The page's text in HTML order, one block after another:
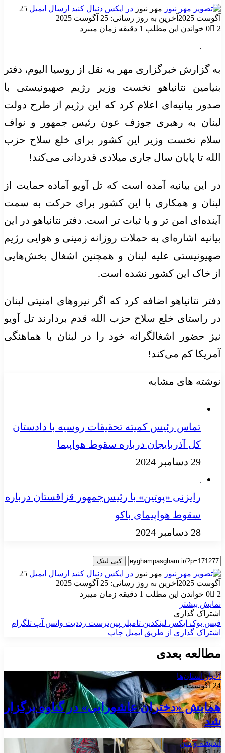
مهر نیوز در ایکس دنبال کنید ارسال ایمیل 25
آگوست 2025
آخرین به روز رسانی: 25 آگوست 2025
0
2 خواندن این مطلب 1 دقیقه زمان میبرد
به گزارش خبرگزاری مهر به نقل از روسیا الیوم، دفتر
بنیامین نتانیاهو نخست وزیر رژیم صهیونیستی با
صدور بیانیه‌ای اعلام کرد که این رژیم از طرح دولت
لبنان به رهبری جوزف عون رئیس جمهور و نواف
سلام نخست وزیر این کشور برای خلع سلاح حزب
الله تا پایان سال جاری میلادی قدردانی می‌کند!
در این بیانیه آمده است که تل آویو آماده حمایت از
لبنان و همکاری با این کشور برای حرکت به سمت
آینده‌ای امن تر و با ثبات تر
است. دفتر نتانیاهو در این
بیانیه اشاره‌ای به حملات روزانه زمینی و هوایی رژیم
صهیونیستی علیه لبنان و همچنین اشغال بخش‌هایی
از خاک این کشور نشده است.
دفتر نتانیاهو اضافه کرد که اگر نیروهای امنیتی لبنان
در راستای خلع سلاح حزب الله قدم بردارند تل آویو
نیز حضور اشغالگرانه خود را در لبنان با هماهنگی
آمریکا کم می‌کند!
نوشته های مشابه
تماس رئیس کمیته تحقیقات روسیه با دادستان
کل آذربایجان درباره سقوط هواپیما
29 دسامبر 2024
رایزنی «پوتین» با رئیس‌جمهور قزاقستان درباره
سقوط هواپیمای باکو
28 دسامبر 2024
کپی لینک
مهر نیوز در ایکس دنبال کنید ارسال ایمیل 25
آگوست 2025
آخرین به روز رسانی: 25 آگوست 2025
0
2
خواندن این مطلب 1 دقیقه زمان میبرد
نمایش بیشتر
اشتراک گذاری
فیس بوک ایکس لینکدین ‫تامبلر ‫پین‌ترست ‫رددیت واتس آپ تلگرام
اشتراک گذاری از طریق ایمیل چاپ
مطالعه بعدی
اخبار استان‌ها
24 آگوست 2025
همایش «دختران عاشورایی» در گناوه برگزار
شد
اندیشه و دین